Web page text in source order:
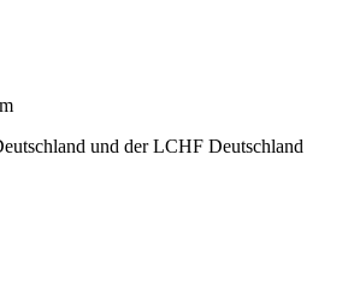
und der LCHF Deutschland